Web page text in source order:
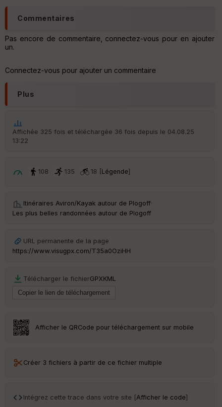
Commentaires
Pas encore de commentaire, connectez-vous pour en ajouter
un.
Connectez-vous pour ajouter un commentaire
Plus
Affichée 325 fois et téléchargée 36 fois depuis le 04.08.25
13:22
108 135 18 [Légende]
Itinéraires Aviron/Kayak autour de Plogoff·
Les plus belles randonnées autour de Plogoff
URL permanente de la page
https://www.visugpx.com/T35a0OziHH
Télécharger le fichierGPXKML
Afficher le QRCode pour téléchargement sur mobile
Créer 3 fichiers à partir de ce fichier multiple
Intégrez cette trace dans votre site [Afficher le code]